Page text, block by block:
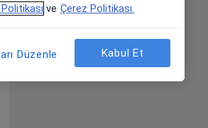
ve Çerez Politikası.
Düzenle Kabul Et